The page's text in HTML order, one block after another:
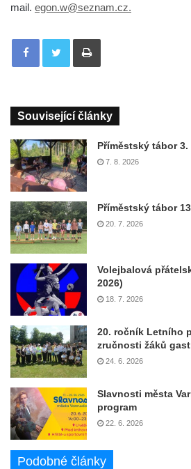
mail. egon.w@seznam.cz.
Tisknout
Související články
Příměstský tábor 3.
7. 8. 2026
Příměstský tábor
20. 7. 2026
Volejbalová
2026)
18. 7. 2026
20. ročník Letního
zručnosti žáků
24. 6. 2026
Slavnosti města
program
22. 6. 2026
Podobné články